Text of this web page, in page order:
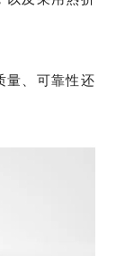
量、可靠性还